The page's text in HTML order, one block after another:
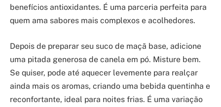
benefícios antioxidantes. É uma parceria perfeita para
quem ama sabores mais complexos e acolhedores.
Depois de preparar seu suco de maçã base, adicione
uma pitada generosa de canela em pó. Misture bem.
Se quiser, pode até aquecer levemente para realçar
ainda mais os aromas, criando uma bebida quentinha e
reconfortante, ideal para noites frias. É uma variação